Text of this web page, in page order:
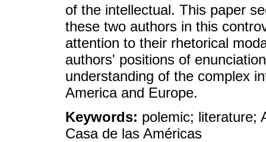
of the intellectual. This paper
these two authors in this
attention to their rhetorical
authors' positions of
understanding of the complex
America and Europe.
Keywords: polemic; literature;
Casa de las Américas